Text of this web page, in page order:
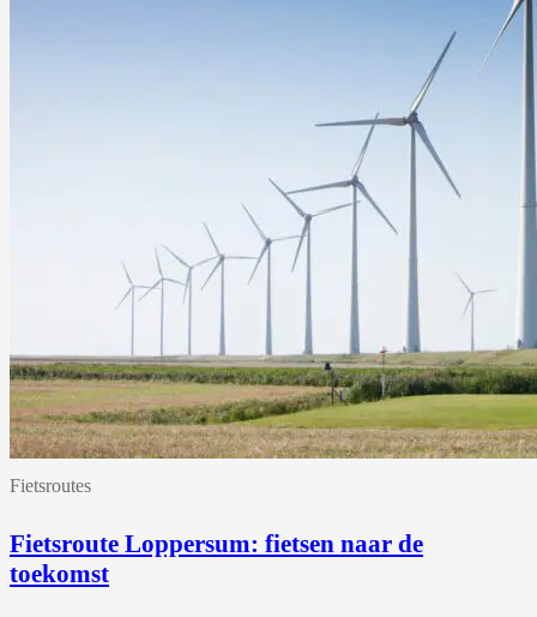
Fietsroutes
Fietsroute Loppersum: fietsen naar de
toekomst